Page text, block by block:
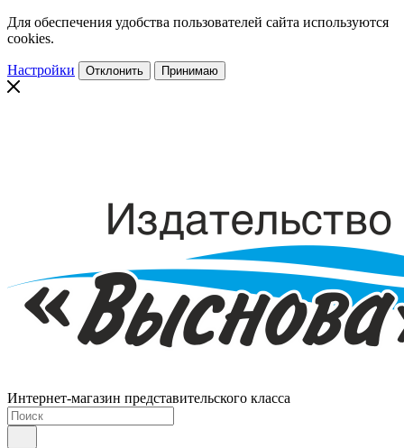
Для обеспечения удобства пользователей сайта используются
cookies.
Настройки Отклонить Принимаю
Интернет-магазин представительского класса